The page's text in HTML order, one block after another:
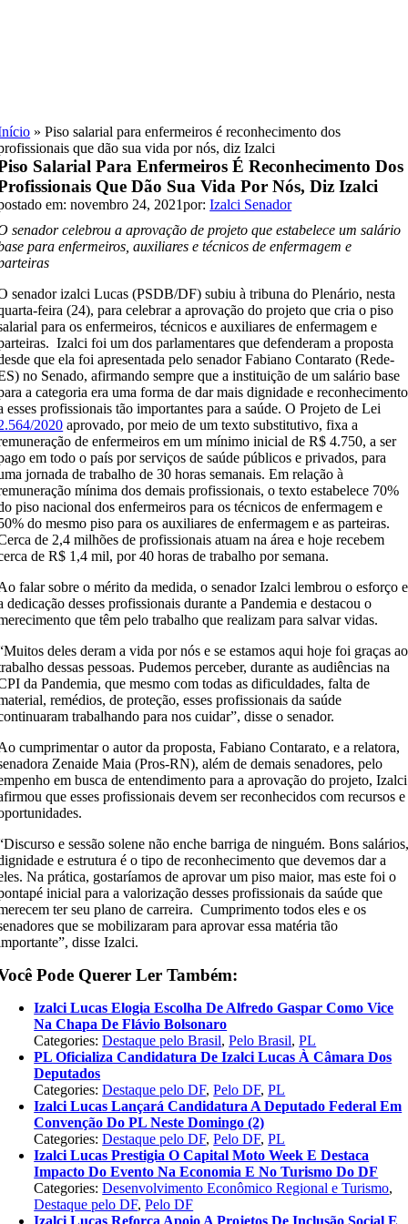
»Piso salarial para enfermeiros é reconhecimento dos
que dão sua vida por nós, diz Izalci
Salarial Para Enfermeiros É Reconhecimento Dos
Que Dão Sua Vida Por Nós, Diz Izalci
em: novembro 24, 2021por:Izalci Senador
senador celebrou a aprovação de projeto que estabelece um salário
para enfermeiros, auxiliares e técnicos de enfermagem e
senador izalci Lucas (PSDB/DF) subiu à tribuna do Plenário, nesta
feira (24), para celebrar a aprovação do projeto que cria o piso
para os enfermeiros, técnicos e auxiliares de enfermagem e
Izalci foi um dos parlamentares que defenderam a proposta
que ela foi apresentada pelo senador Fabiano Contarato (Rede-
no Senado, afirmando sempre que a instituição de um salário base
a categoria era uma forma de dar mais dignidade e reconhecimento
esses profissionais tão importantes para a saúde. O Projeto de Lei
2020 aprovado, por meio de um texto substitutivo, fixa a
de enfermeiros em um mínimo inicial de R$ 4.750, a ser
em todo o país por serviços de saúde públicos e privados, para
jornada de trabalho de 30 horas semanais. Em relação à
mínima dos demais profissionais, o texto estabelece 70%
piso nacional dos enfermeiros para os técnicos de enfermagem e
do mesmo piso para os auxiliares de enfermagem e as parteiras.
de 2,4 milhões de profissionais atuam na área e hoje recebem
de R$ 1,4 mil, por 40 horas de trabalho por semana.
falar sobre o mérito da medida, o senador Izalci lembrou o esforço e
dedicação desses profissionais durante a Pandemia e destacou o
que têm pelo trabalho que realizam para salvar vidas.
deles deram a vida por nós e se estamos aqui hoje foi graças ao
dessas pessoas. Pudemos perceber, durante as audiências na
da Pandemia, que mesmo com todas as dificuldades, falta de
remédios, de proteção, esses profissionais da saúde
trabalhando para nos cuidar”, disse o senador.
cumprimentar o autor da proposta, Fabiano Contarato, e a relatora,
Zenaide Maia (Pros-RN), além de demais senadores, pelo
em busca de entendimento para a aprovação do projeto, Izalci
que esses profissionais devem ser reconhecidos com recursos e
e sessão solene não enche barriga de ninguém. Bons
e estrutura é o tipo de reconhecimento que devemos dar a
Na prática, gostaríamos de aprovar um piso maior, mas este foi o
inicial para a valorização desses profissionais da saúde que
ter seu plano de carreira. Cumprimento todos eles e os
que se mobilizaram para aprovar essa matéria tão
disse Izalci.
Pode Querer Ler Também:
Izalci Lucas Elogia Escolha De Alfredo Gaspar Como Vice
Na Chapa De Flávio Bolsonaro
Categories:Destaque pelo Brasil,Pelo Brasil,PL
PL Oficializa Candidatura De Izalci Lucas À Câmara Dos
Deputados
Categories:Destaque pelo DF,Pelo DF,PL
Izalci Lucas Lançará Candidatura A Deputado Federal Em
Convenção Do PL Neste Domingo (2)
Categories:Destaque pelo DF,Pelo DF,PL
Izalci Lucas Prestigia O Capital Moto Week E Destaca
Impacto Do Evento Na Economia E No Turismo Do DF
Categories:Desenvolvimento Econômico Regional e Turismo,
Destaque pelo DF,Pelo DF
Izalci Lucas Reforça Apoio A Projetos De Inclusão Social E